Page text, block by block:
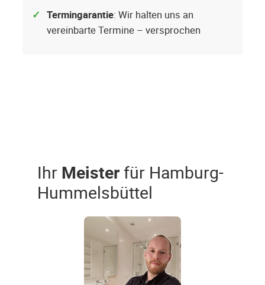
Termingarantie: Wir halten uns an
vereinbarte Termine – versprochen
Ihr Meisterfür Hamburg-
Hummelsbüttel